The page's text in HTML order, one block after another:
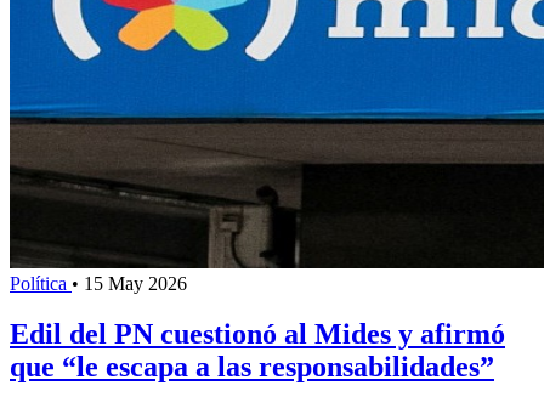
Política • 15 May 2026
Edil del PN cuestionó al Mides y afirmó
que “le escapa a las responsabilidades”